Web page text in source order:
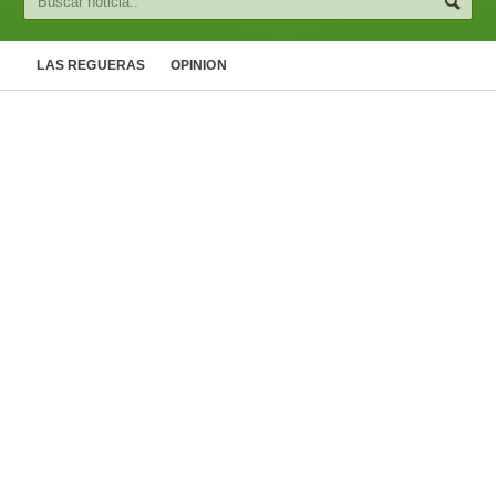
LAS REGUERAS OPINION